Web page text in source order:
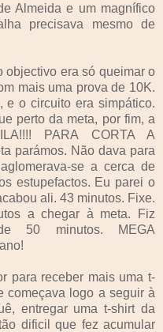
Almeida e um magnífico
precisava mesmo de
objectivo era só queimar o
mais uma prova de 10K.
e o circuito era simpático.
perto da meta, por fim, a
PARA CORTA A
parámos. Não dava para
se a cerca de
estupefactos. Eu parei o
ali. 43 minutos. Fixe.
a chegar à meta. Fiz
50 minutos. MEGA
para receber mais uma t-
começava logo a seguir à
entregar uma t-shirt da
dificil que fez acumular